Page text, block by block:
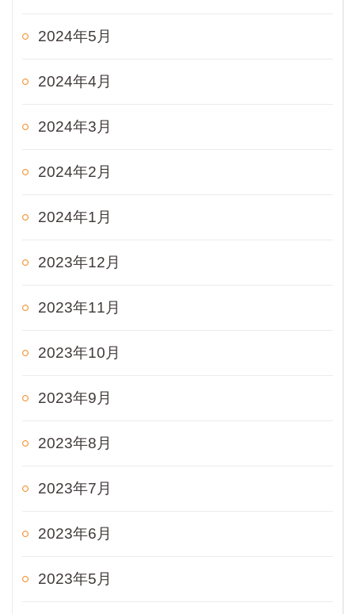
2024年5月
2024年4月
2024年3月
2024年2月
2024年1月
2023年12月
2023年11月
2023年10月
2023年9月
2023年8月
2023年7月
2023年6月
2023年5月